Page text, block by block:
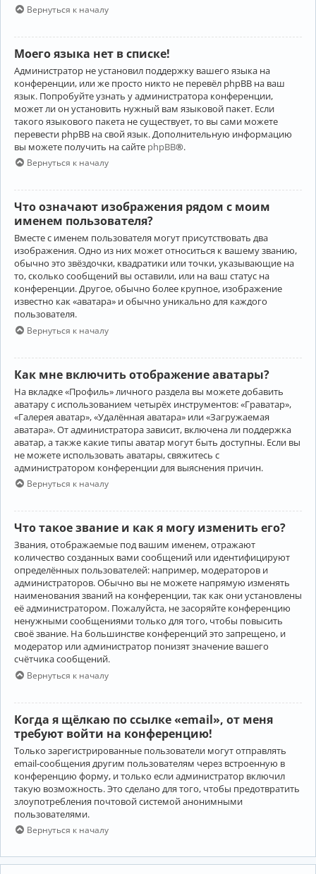
Вернуться к началу
Моего языка нет в списке!
Администратор не установил поддержку вашего языка на
конференции, или же просто никто не перевёл phpBB на ваш
язык. Попробуйте узнать у администратора конференции,
может ли он установить нужный вам языковой пакет. Если
такого языкового пакета не существует, то вы сами можете
перевести phpBB на свой язык. Дополнительную информацию
вы можете получить на сайте phpBB®.
Вернуться к началу
Что означают изображения рядом с моим
именем пользователя?
Вместе с именем пользователя могут присутствовать два
изображения. Одно из них может относиться к вашему званию,
обычно это звёздочки, квадратики или точки, указывающие на
то, сколько сообщений вы оставили, или на ваш статус на
конференции. Другое, обычно более крупное, изображение
известно как «аватара» и обычно уникально для каждого
пользователя.
Вернуться к началу
Как мне включить отображение аватары?
На вкладке «Профиль» личного раздела вы можете добавить
аватару с использованием четырёх инструментов: «Граватар»,
«Галерея аватар», «Удалённая аватара» или «Загружаемая
аватара». От администратора зависит, включена ли поддержка
аватар, а также какие типы аватар могут быть доступны. Если вы
не можете использовать аватары, свяжитесь с
администратором конференции для выяснения причин.
Вернуться к началу
Что такое звание и как я могу изменить его?
Звания, отображаемые под вашим именем, отражают
количество созданных вами сообщений или идентифицируют
определённых пользователей: например, модераторов и
администраторов. Обычно вы не можете напрямую изменять
наименования званий на конференции, так как они установлены
её администратором. Пожалуйста, не засоряйте конференцию
ненужными сообщениями только для того, чтобы повысить
своё звание. На большинстве конференций это запрещено, и
модератор или администратор понизят значение вашего
счётчика сообщений.
Вернуться к началу
Когда я щёлкаю по ссылке «email», от меня
требуют войти на конференцию!
Только зарегистрированные пользователи могут отправлять
email-сообщения другим пользователям через встроенную в
конференцию форму, и только если администратор включил
такую возможность. Это сделано для того, чтобы предотвратить
злоупотребления почтовой системой анонимными
пользователями.
Вернуться к началу